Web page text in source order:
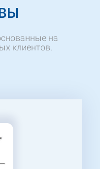
на
клиентов.